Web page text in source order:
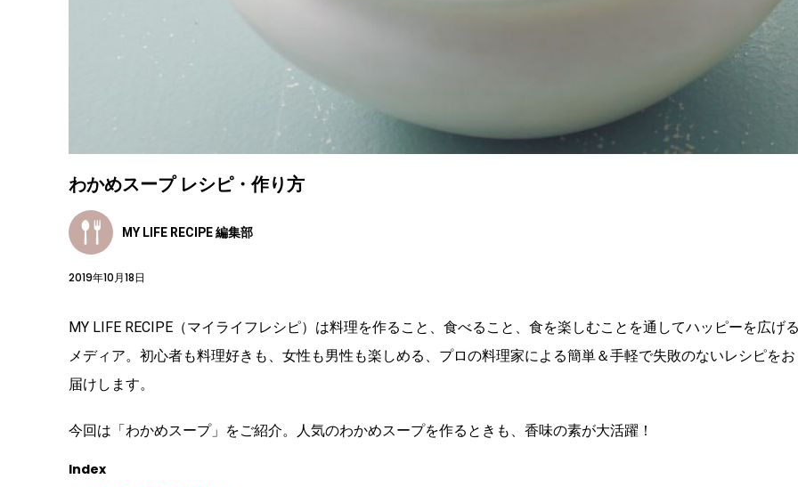
わかめスープ レシピ・作り方
MY LIFE RECIPE 編集部
2019年10月18日
MY LIFE RECIPE（マイライフレシピ）は料理を作ること、食べること、食を楽しむことを通してハッピーを広げ
メディア。初心者も料理好きも、女性も男性も楽しめる、プロの料理家による簡単＆手軽で失敗のないレシピをお
届けします。
今回は「わかめスープ」をご紹介。人気のわかめスープを作るときも、香味の素が大活躍！
Index